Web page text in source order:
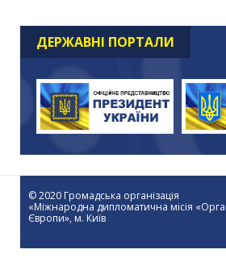
ДЕРЖАВНІ ПОРТАЛИ
© 2020 Громадська організація
«Міжнародна дипломатична місія
Європи», м. Київ